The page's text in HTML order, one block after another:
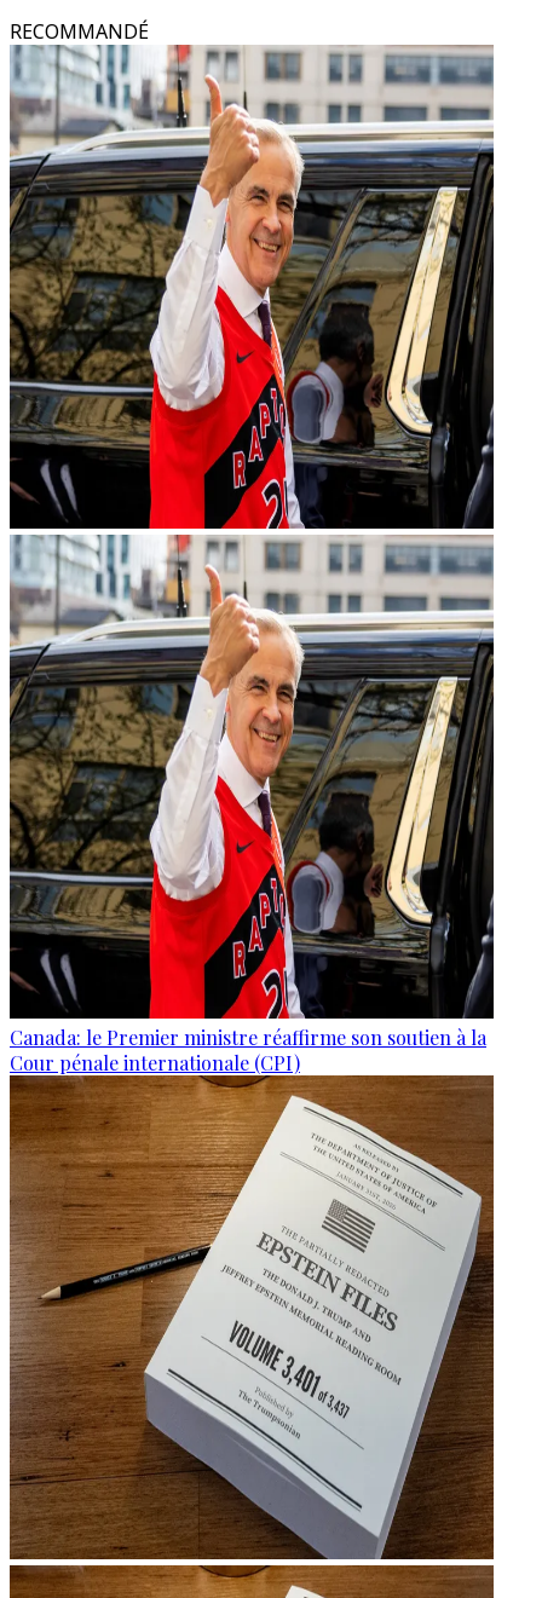
RECOMMANDÉ
Canada: le Premier ministre réaffirme son soutien à la
Cour pénale internationale (CPI)